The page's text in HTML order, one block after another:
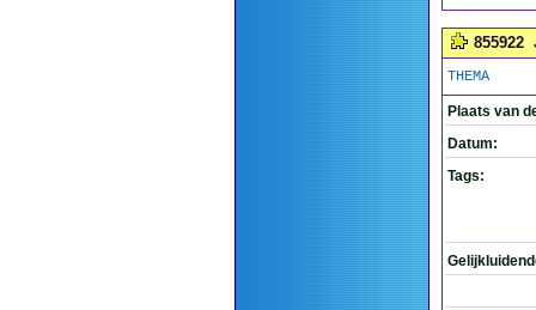
855922
THEMA
Plaats van
Datum:
Tags: